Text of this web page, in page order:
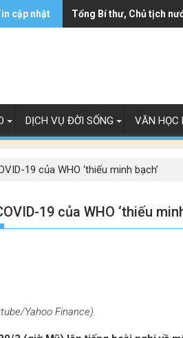
cập nhật Tổng Bí thư, Chủ tịch
DỊCH VỤ ĐỜI SỐNG VĂN HỌC
19 của WHO ‘thiếu minh bạch’
19 của WHO ‘thiếu
Yahoo Finance).